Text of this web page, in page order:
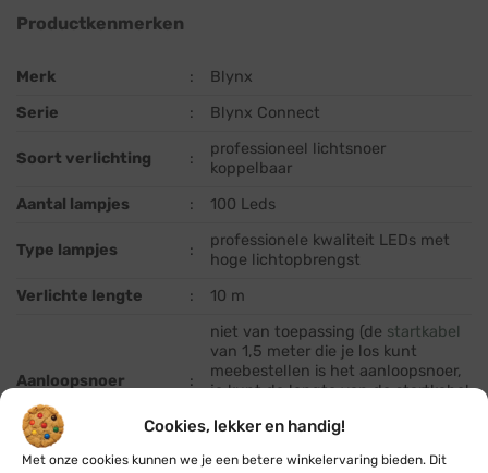
Cookies, lekker en handig!
Met onze cookies kunnen we je een betere winkelervaring bieden. Dit
Productkenmerken
Merk :
Blynx
Serie
: Blynx Connect
Soort verlichting :
professioneel lichtsnoer
koppelbaar
Aantal lampjes
: 100 Leds
Type lampjes :
professionele kwaliteit LEDs met
hoge lichtopbrengst
Verlichte lengte
: 10 m
Aanloopsnoer :
niet van toepassing (de startkabel
van 1,5 meter die je los kunt
meebestellen is het aanloopsnoer,
je kunt de lengte van de startkabel
met eenkoppelbaar verlengsnoer
10 m (eenvoudig uit te breiden